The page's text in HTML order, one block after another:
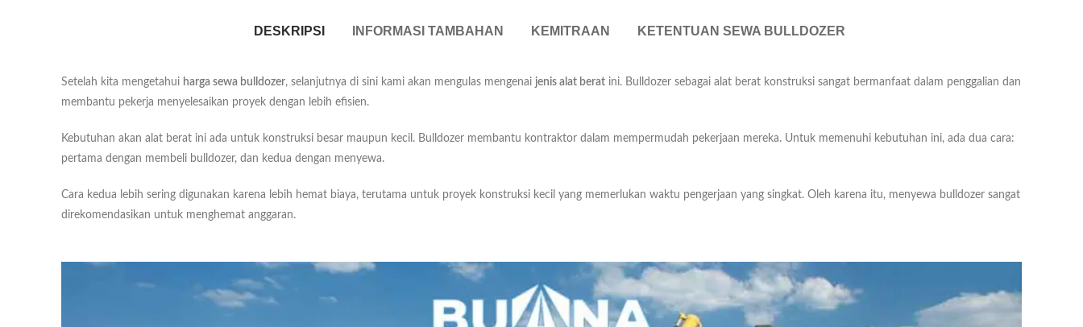
DESKRIPSI INFORMASI TAMBAHAN KEMITRAAN KETENTUAN SEWA BULLDOZER
Setelah kita mengetahui harga sewa bulldozer, selanjutnya di sini kami akan mengulas mengenai jenis alat berat ini. Bulldozer sebagai alat berat konstruksi sangat bermanfaat dalam penggalian dan
membantu pekerja menyelesaikan proyek dengan lebih efisien.
Kebutuhan akan alat berat ini ada untuk konstruksi besar maupun kecil. Bulldozer membantu kontraktor dalam mempermudah pekerjaan mereka. Untuk memenuhi kebutuhan ini, ada dua cara:
pertama dengan membeli bulldozer, dan kedua dengan menyewa.
Cara kedua lebih sering digunakan karena lebih hemat biaya, terutama untuk proyek konstruksi kecil yang memerlukan waktu pengerjaan yang singkat. Oleh karena itu, menyewa bulldozer sangat
direkomendasikan untuk menghemat anggaran.